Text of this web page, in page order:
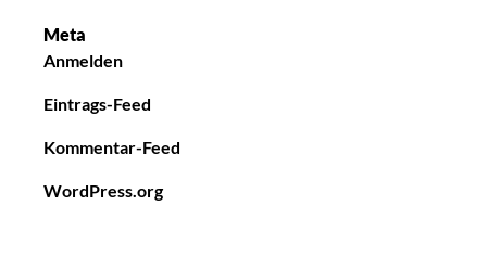
Meta
Anmelden
Eintrags-Feed
Kommentar-Feed
WordPress.org